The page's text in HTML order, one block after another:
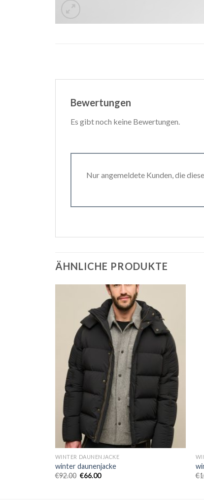
Bewertungen
Es gibt noch keine Bewertungen.
Nur angemeldete Kunden, die
ÄHNLICHE PRODUKTE
WINTER DAUNENJACKE
winter daunenjacke
€92.00 €66.00
€